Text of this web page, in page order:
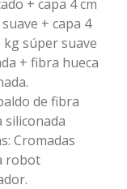
+ capa 4 cm
+ capa 4
kg súper suave
+ fibra hueca
de fibra
siliconada
Cromadas
robot